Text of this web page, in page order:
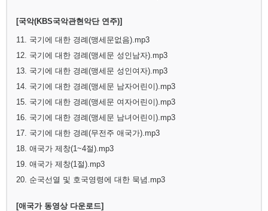
[국악(KBS국악관현악단 연주)]
11. 국기에 대한 경례(맹세문없음).mp3
12. 국기에 대한 경례(맹세문 성인남자).mp3
13. 국기에 대한 경례(맹세문 성인여자).mp3
14. 국기에 대한 경례(맹세문 남자어린이).mp3
15. 국기에 대한 경례(맹세문 여자어린이).mp3
16. 국기에 대한 경례(맹세문 남녀어린이).mp3
17. 국기에 대한 경례(무전주 애국가).mp3
18. 애국가 제창(1~4절).mp3
19. 애국가 제창(1절).mp3
20. 순국선열 및 호국영령에 대한 묵념.mp3
[애국가 동영상 다운로드]